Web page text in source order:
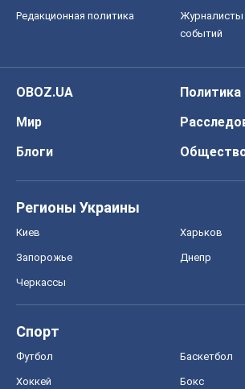
Редакционная политика
Журналисты
событий
OBOZ.UA
Политика
Мир
Блоги
Регионы Украины
Киев Харьков
Запорожье Днепр
Черкассы
Спорт
Футбол Баскетбол
Хоккей Бокс